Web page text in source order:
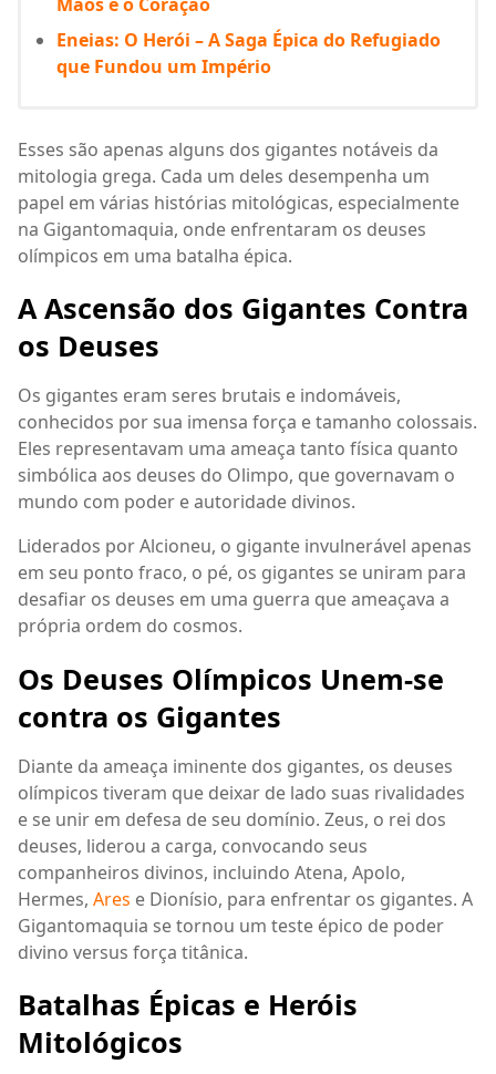
Eneias: O Herói – A Saga Épica do Refugiado
que Fundou um Império
Esses são apenas alguns dos gigantes notáveis da
mitologia grega. Cada um deles desempenha um
papel em várias histórias mitológicas, especialmente
na Gigantomaquia, onde enfrentaram os deuses
olímpicos em uma batalha épica.
A Ascensão dos Gigantes Contra
os Deuses
Os gigantes eram seres brutais e indomáveis,
conhecidos por sua imensa força e tamanho colossais.
Eles representavam uma ameaça tanto física quanto
simbólica aos deuses do Olimpo, que governavam o
mundo com poder e autoridade divinos.
Liderados por Alcioneu, o gigante invulnerável apenas
em seu ponto fraco, o pé, os gigantes se uniram para
desafiar os deuses em uma guerra que ameaçava a
própria ordem do cosmos.
Os Deuses Olímpicos Unem-se
contra os Gigantes
Diante da ameaça iminente dos gigantes, os deuses
olímpicos tiveram que deixar de lado suas rivalidades
e se unir em defesa de seu domínio. Zeus, o rei dos
deuses, liderou a carga, convocando seus
companheiros divinos, incluindo Atena, Apolo,
Hermes, Ares e Dionísio, para enfrentar os gigantes. A
Gigantomaquia se tornou um teste épico de poder
divino versus força titânica.
Batalhas Épicas e Heróis
Mitológicos